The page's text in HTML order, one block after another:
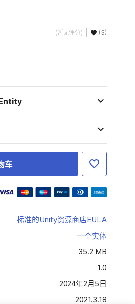
(暂无评分) (3)
车
标准的Unity资源商店EULA
一个实体
35.2 MB
1.0
2024年2月5日
2021.3.18